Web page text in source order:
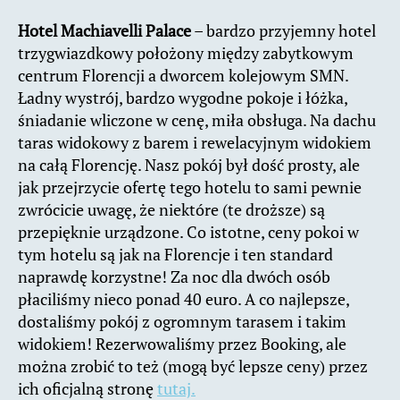
Hotel Machiavelli Palace– bardzo przyjemny hotel
trzygwiazdkowy położony między zabytkowym
centrum Florencji a dworcem kolejowym SMN.
Ładny wystrój, bardzo wygodne pokoje i łóżka,
śniadanie wliczone w cenę, miła obsługa. Na dachu
taras widokowy z barem i rewelacyjnym widokiem
na całą Florencję. Nasz pokój był dość prosty, ale
jak przejrzycie ofertę tego hotelu to sami pewnie
zwrócicie uwagę, że niektóre (te droższe) są
przepięknie urządzone. Co istotne, ceny pokoi w
tym hotelu są jak na Florencje i ten standard
naprawdę korzystne! Za noc dla dwóch osób
płaciliśmy nieco ponad 40 euro. A co najlepsze,
dostaliśmy pokój z ogromnym tarasem i takim
widokiem! Rezerwowaliśmy przez Booking, ale
można zrobić to też (mogą być lepsze ceny) przez
ich oficjalną stronętutaj.